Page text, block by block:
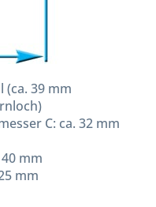
(ca. 39 mm
C: ca. 32 mm
mm
mm